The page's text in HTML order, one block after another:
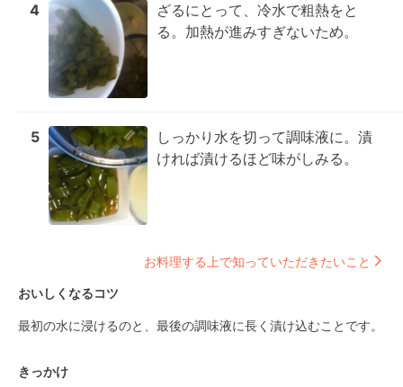
4
ざるにとって、冷水で粗熱をと
る。加熱が進みすぎないため。
5
しっかり水を切って調味液に。漬
ければ漬けるほど味がしみる。
お料理する上で知っていただきたいこと
おいしくなるコツ
最初の水に浸けるのと、最後の調味液に長く漬け込むことです。
きっかけ